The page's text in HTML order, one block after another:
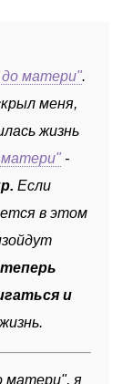
матери".
меня,
жизнь
-
Если
в этом
теперь
и
матери", я